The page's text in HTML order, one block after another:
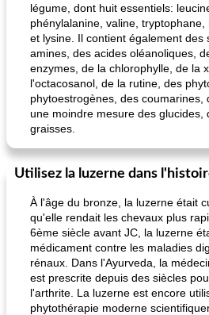
légume, dont huit essentiels:
phénylalanine, valine,
et lysine. Il contient également des
amines, des acides oléanoliques,
enzymes, de la chlorophylle, de la
l'octacosanol, de la rutine, des
phytoestrogènes, des coumarines,
une moindre mesure des glucides,
graisses.
Utilisez la luzerne dans
À l'âge du bronze, la luzerne était
qu'elle rendait les chevaux plus
6ème siècle avant JC, la luzerne
médicament contre les maladies
rénaux. Dans l'Ayurveda, la
est prescrite depuis des siècles
l'arthrite. La luzerne est encore
phytothérapie moderne